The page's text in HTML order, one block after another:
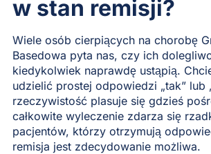
w stan remisji?
Wiele osób cierpiących na chorobę
Basedowa pyta nas, czy ich
kiedykolwiek naprawdę ustąpią.
udzielić prostej odpowiedzi „tak” lub
rzeczywistość plasuje się gdzieś
całkowite wyleczenie zdarza się
pacjentów, którzy otrzymują
remisja jest zdecydowanie możliwa.